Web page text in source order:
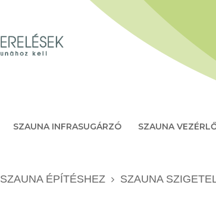
SZAUNA INFRASUGÁRZÓ SZAUNA
SZAUNA ÉPÍTÉSHEZ SZAUNA